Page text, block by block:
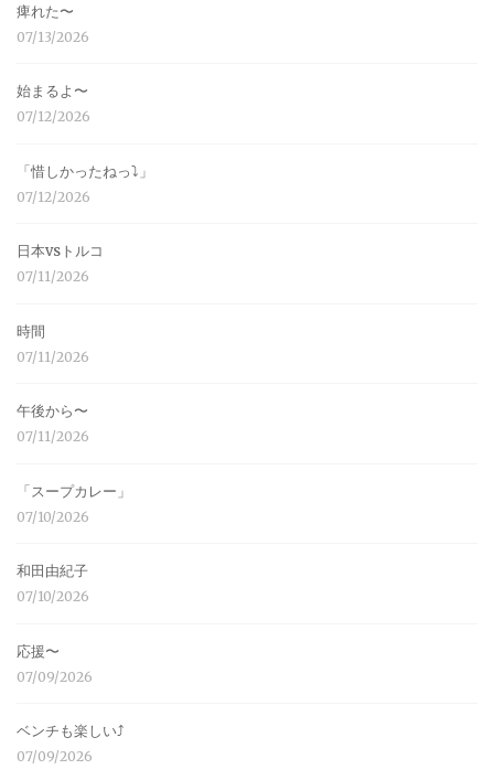
痺れた〜
07/13/2026
始まるよ〜
07/12/2026
「惜しかったねっ⤵︎」
07/12/2026
日本vsトルコ
07/11/2026
時間
07/11/2026
午後から〜
07/11/2026
「スープカレー」
07/10/2026
和田由紀子
07/10/2026
応援〜
07/09/2026
ベンチも楽しい⤴︎
07/09/2026